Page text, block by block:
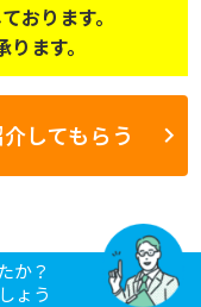
おります。
ます。
してもらう
か？
ょう